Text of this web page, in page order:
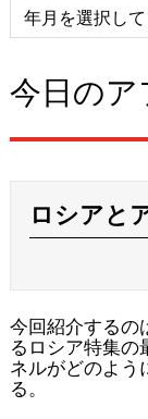
今日のア
ロシアと
今回紹介するの
るロシア特集の
ネルがどのよう
る。